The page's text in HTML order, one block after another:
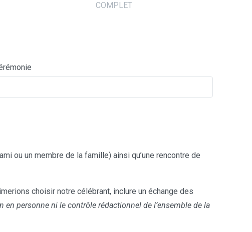
COMPLET
ou un membre de la famille) ainsi qu’une rencontre de
choisir notre célébrant, inclure un échange des
personne ni le contrôle rédactionnel de l’ensemble de la